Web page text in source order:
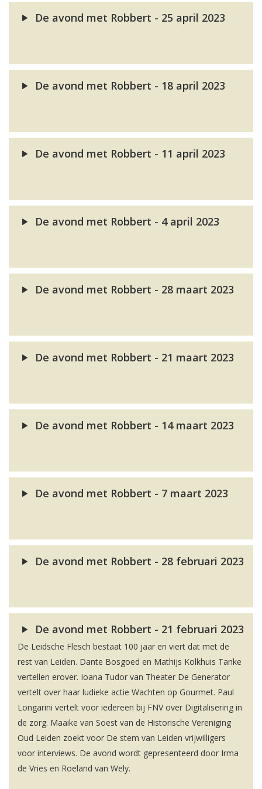
De avond met Robbert - 25 april 2023
De avond met Robbert - 18 april 2023
De avond met Robbert - 11 april 2023
De avond met Robbert - 4 april 2023
De avond met Robbert - 28 maart 2023
De avond met Robbert - 21 maart 2023
De avond met Robbert - 14 maart 2023
De avond met Robbert - 7 maart 2023
De avond met Robbert - 28 februari 2023
De avond met Robbert - 21 februari 2023
De Leidsche Flesch bestaat 100 jaar en viert dat met de
rest van Leiden. Dante Bosgoed en Mathijs Kolkhuis Tanke
vertellen erover. Ioana Tudor van Theater De Generator
vertelt over haar ludieke actie Wachten op Gourmet. Paul
Longarini vertelt voor iedereen bij FNV over Digitalisering in
de zorg. Maaike van Soest van de Historische Vereniging
Oud Leiden zoekt voor De stem van Leiden vrijwilligers
voor interviews. De avond wordt gepresenteerd door Irma
de Vries en Roeland van Wely.